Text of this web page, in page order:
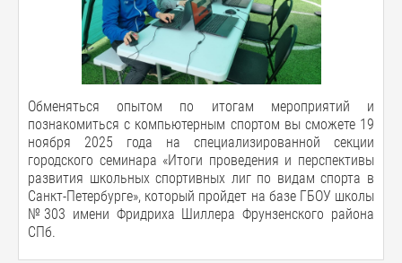
Обменяться опытом по итогам мероприятий и
познакомиться с компьютерным спортом вы сможете 19
ноября 2025 года на специализированной секции
городского семинара «Итоги проведения и перспективы
развития школьных спортивных лиг по видам спорта в
Санкт-Петербурге», который пройдет на базе ГБОУ школы
№303 имени Фридриха Шиллера Фрунзенского района
СПб.